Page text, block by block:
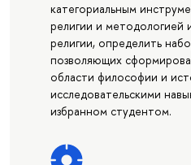
категориальным
религии и методологией
религии, определить
позволяющих
области философии и
исследовательскими
избранном студентом.